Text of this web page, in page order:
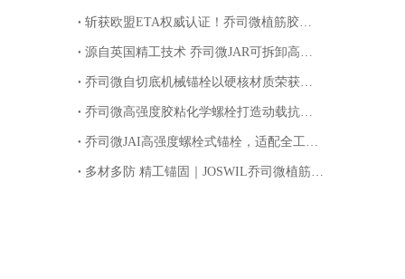
斩获欧盟ETA权威认证！乔司微植筋胶锚定国际品质，筑牢基建锚固安全防线
源自英国精工技术 乔司微JAR可拆卸高强螺栓解锁锚固循环新价值
乔司微自切底机械锚栓以硬核材质荣获欧盟ETA认证
乔司微高强度胶粘化学螺栓打造动载抗震锚固新标杆
乔司微JAI高强度螺栓式锚栓，适配全工况重载紧固
多材多防 精工锚固｜JOSWIL乔司微植筋高强度螺栓适配全工况腐蚀环境